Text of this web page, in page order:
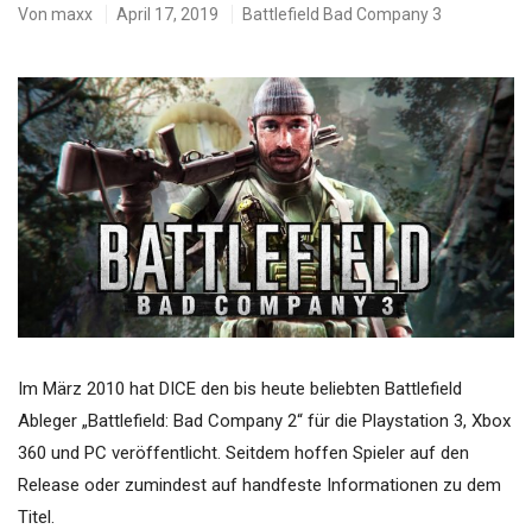
Von maxx April 17, 2019 Battlefield Bad Company 3
Im März 2010 hat DICE den bis heute beliebten Battlefield
Ableger „Battlefield: Bad Company 2“ für die Playstation 3, Xbox
360 und PC veröffentlicht. Seitdem hoffen Spieler auf den
Release oder zumindest auf handfeste Informationen zu dem
Titel.